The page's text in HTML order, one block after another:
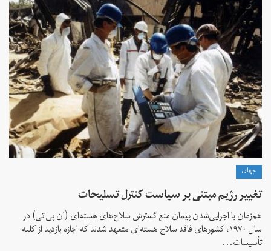
جهان
تغییر رژیم مبتنی بر سیاست کنترل تسلیحات
هم‌زمان با اجرایی‌شدن پیمان منع گسترش سلاح‌های هسته‌ای (ان پی تی) در
سال ۱۹۷۰، کشورهای فاقد سلاح هسته‌ای متعهد شدند که اجازه بازدید از کلیه
تأسیسات...